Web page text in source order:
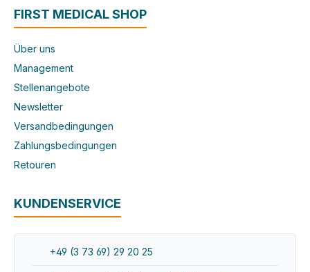
FIRST MEDICAL SHOP
Über uns
Management
Stellenangebote
Newsletter
Versandbedingungen
Zahlungsbedingungen
Retouren
KUNDENSERVICE
+49 (3 73 69) 29 20 25